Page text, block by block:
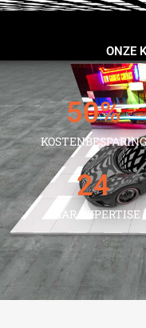
ONZE
KOSTENBESPARING
50%
JAAR EXPERTISE
24